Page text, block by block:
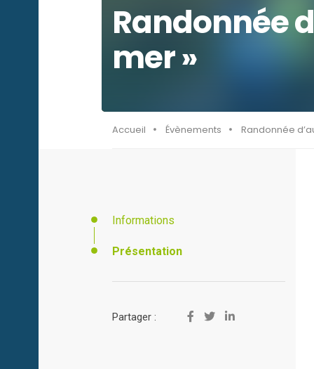
Randonnée
mer »
Accueil Évènements Randonnée
Informations
Présentation
Partager :